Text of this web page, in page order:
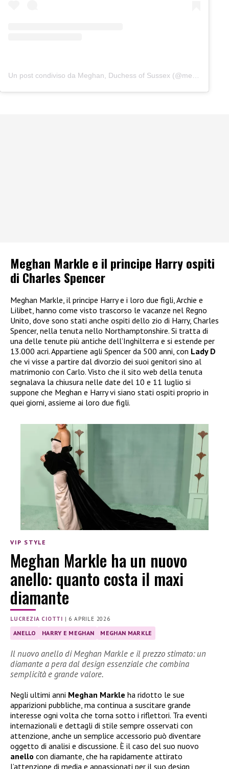
Meghan Markle e il principe Harry ospiti
di Charles Spencer
Meghan Markle, il principe Harry e i loro due figli, Archie e
Lilibet, hanno come visto trascorso le vacanze nel Regno
Unito, dove sono stati anche ospiti dello zio di Harry, Charles
Spencer, nella tenuta nello Northamptonshire. Si tratta di
una delle tenute più antiche dell’Inghilterra e si estende per
13.000 acri. Appartiene agli Spencer da 500 anni, con Lady D
che vi visse a partire dal divorzio dei suoi genitori sino al
matrimonio con Carlo. Visto che il sito web della tenuta
segnalava la chiusura nelle date del 10 e 11 luglio si
suppone che Meghan e Harry vi siano stati ospiti proprio in
quei giorni, assieme ai loro due figli.
VIP STYLE
Meghan Markle ha un nuovo
anello: quanto costa il maxi
diamante
LUCREZIA CIOTTI | 6 APRILE 2026
ANELLO HARRY E MEGHAN MEGHAN MARKLE
Il nuovo anello di Meghan Markle e il prezzo stimato: un
diamante a pera dal design essenziale che combina
semplicità e grande valore.
Negli ultimi anni Meghan Markle ha ridotto le sue
apparizioni pubbliche, ma continua a suscitare grande
interesse ogni volta che torna sotto i riflettori. Tra eventi
internazionali e dettagli di stile sempre osservati con
attenzione, anche un semplice accessorio può diventare
oggetto di analisi e discussione. È il caso del suo nuovo
anello con diamante, che ha rapidamente attirato
l’attenzione di media e appassionati per il suo design